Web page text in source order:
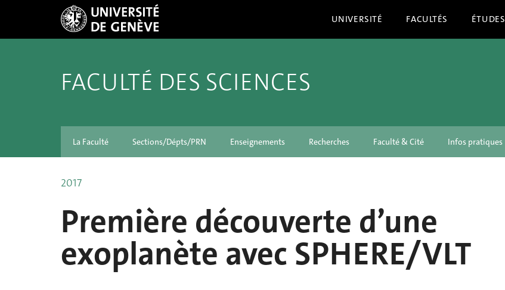
UNIVERSITÉ FACULTÉS ÉTUDES
FACULTÉ DES SCIENCES
La Faculté Sections/Dépts/PRN Enseignements Recherches Faculté & Cité Infos pratiques
2017
Première découverte d’une
exoplanète avec SPHERE/VLT